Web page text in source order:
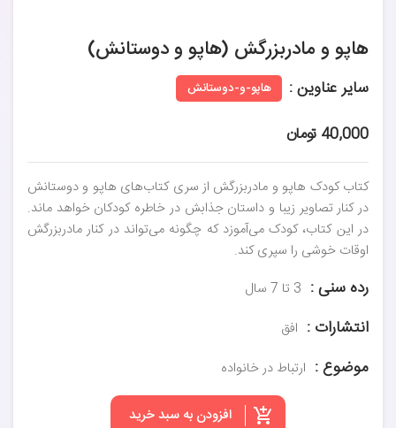
هاپو و مادربزرگش (هاپو و دوستانش)
سایر عناوین : هاپو-و-دوستانش
40,000 تومان
کتاب کودک هاپو و مادربزرگش از سری کتاب‌های هاپو و دوستانش
در کنار تصاویر زیبا و داستان جذابش در خاطره کودکان خواهد ماند.
در این کتاب، کودک می‌آموزد که چگونه می‌تواند در کنار مادربزرگش
اوقات خوشی را سپری کند.
رده سنی : 3 تا 7 سال
انتشارات : افق
موضوع : ارتباط در خانواده
افزودن به سبد خرید